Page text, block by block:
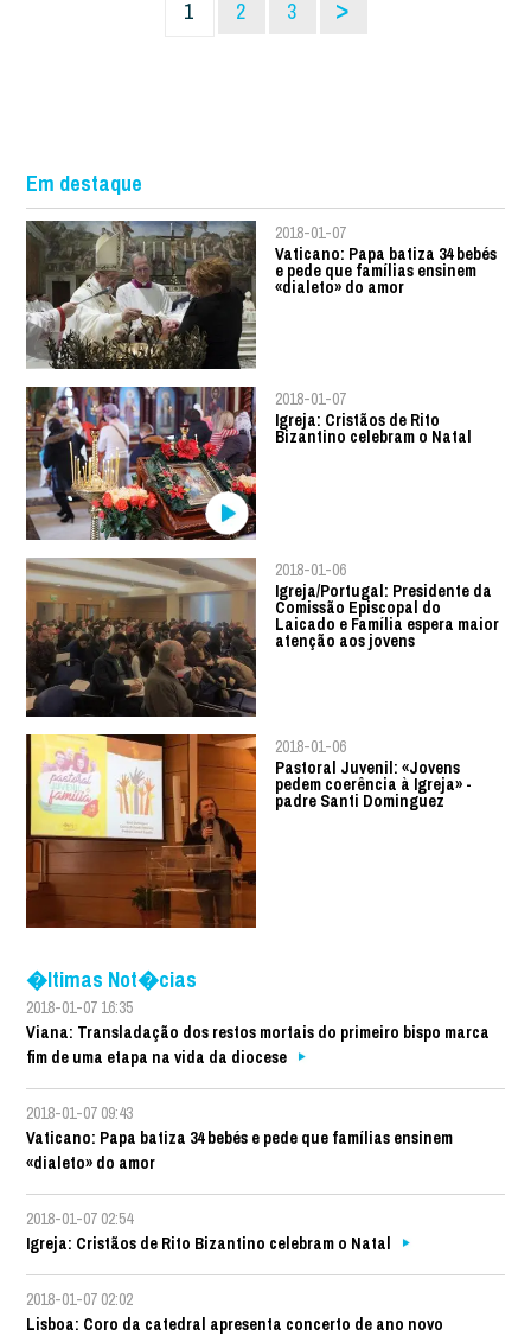
1 2 3 >
Em destaque
2018-01-07
Vaticano: Papa batiza 34 bebés
e pede que famílias ensinem
«dialeto» do amor
2018-01-07
Igreja: Cristãos de Rito
Bizantino celebram o Natal
2018-01-06
Igreja/Portugal: Presidente da
Comissão Episcopal do
Laicado e Família espera maior
atenção aos jovens
2018-01-06
Pastoral Juvenil: «Jovens
pedem coerência à Igreja» -
padre Santi Dominguez
�ltimas Not�cias
2018-01-07 16:35
Viana: Transladação dos restos mortais do primeiro bispo marca
fim de uma etapa na vida da diocese
2018-01-07 09:43
Vaticano: Papa batiza 34 bebés e pede que famílias ensinem
«dialeto» do amor
2018-01-07 02:54
Igreja: Cristãos de Rito Bizantino celebram o Natal
2018-01-07 02:02
Lisboa: Coro da catedral apresenta concerto de ano novo